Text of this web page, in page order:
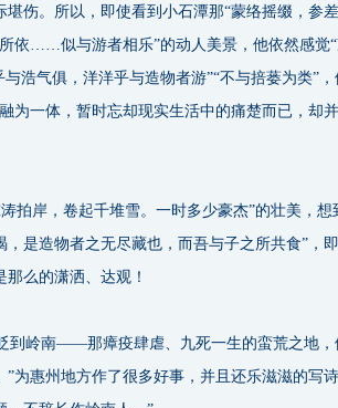
伤。所以，即使看到小石潭那“蒙络摇缀，参
依……似与游者相乐”的动人美景，他依然感觉
浩气俱，洋洋乎与造物者游”“不与掊蒌为类”
为一体，暂时忘却现实生活中的痛楚而已，却
拍岸，卷起千堆雪。一时多少豪杰”的壮美，想
是造物者之无尽藏也，而吾与子之所共食”，
么的潇洒、达观！
岭南——那瘴疫肆虐、九死一生的蛮荒之地，
为惠州地方作了很多好事，并且还乐滋滋的写